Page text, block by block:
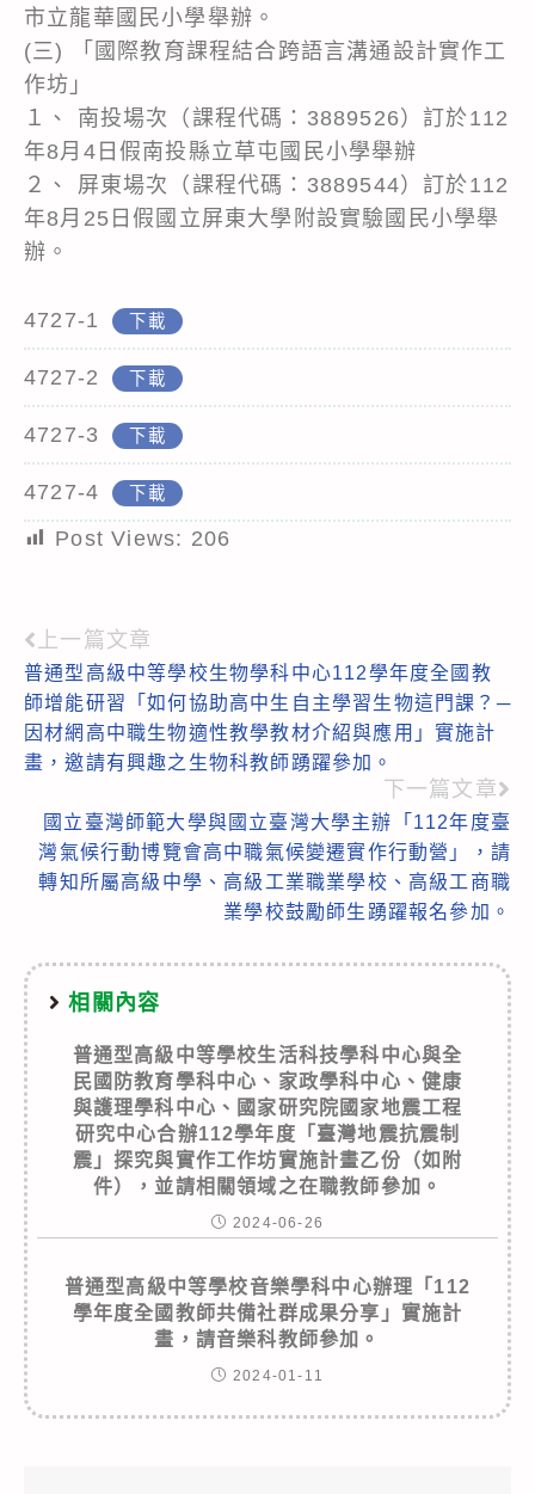
市立龍華國民小學舉辦。
(三) 「國際教育課程結合跨語言溝通設計實作工
作坊」
１、 南投場次（課程代碼：3889526）訂於112
年8月4日假南投縣立草屯國民小學舉辦
２、 屏東場次（課程代碼：3889544）訂於112
年8月25日假國立屏東大學附設實驗國民小學舉
辦。
4727-1 下載
4727-2 下載
4727-3 下載
4727-4 下載
Post Views: 206
Read
more
articles
上一篇文章
普通型高級中等學校生物學科中心112學年度全國教
師增能研習「如何協助高中生自主學習生物這門課？─
因材網高中職生物適性教學教材介紹與應用」實施計
畫，邀請有興趣之生物科教師踴躍參加。
下一篇文章
國立臺灣師範大學與國立臺灣大學主辦「112年度臺
灣氣候行動博覽會高中職氣候變遷實作行動營」，請
轉知所屬高級中學、高級工業職業學校、高級工商職
業學校鼓勵師生踴躍報名參加。
相關內容
普通型高級中等學校生活科技學科中心與全
民國防教育學科中心、家政學科中心、健康
與護理學科中心、國家研究院國家地震工程
研究中心合辦112學年度「臺灣地震抗震制
震」探究與實作工作坊實施計畫乙份（如附
件），並請相關領域之在職教師參加。
2024-06-26
普通型高級中等學校音樂學科中心辦理「112
學年度全國教師共備社群成果分享」實施計
畫，請音樂科教師參加。
2024-01-11